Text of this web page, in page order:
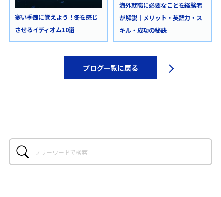
寒い季節に覚えよう！冬を感じ
させるイディオム10選
海外就職に必要なことを経験者
が解説｜メリット・英語力・ス
キル・成功の秘訣
ブログ一覧に戻る